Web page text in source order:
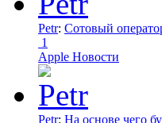
Petr: Сотовый
1
Apple Новости
Petr: На основе чего